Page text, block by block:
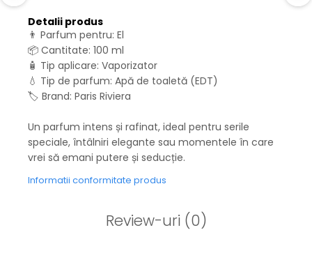
Detalii produs
👨 Parfum pentru: El
📦 Cantitate: 100 ml
🧴 Tip aplicare: Vaporizator
💧 Tip de parfum: Apă de toaletă (EDT)
🏷️ Brand: Paris Riviera
Un parfum intens și rafinat, ideal pentru serile
speciale, întâlniri elegante sau momentele în care
vrei să emani putere și seducție.
Informatii conformitate produs
Review-uri (0)